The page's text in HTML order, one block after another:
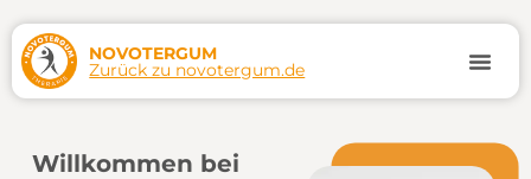
Inhalt
springen
NOVOTERGUM
Zurück zu novotergum.de
Willkommen bei